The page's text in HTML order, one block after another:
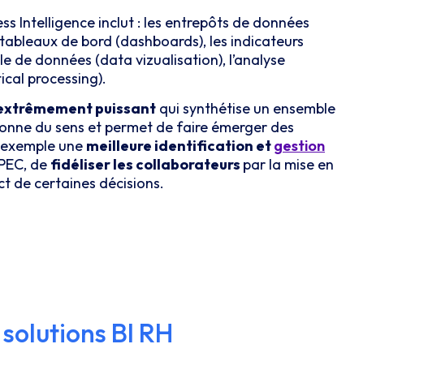
Intelligence inclut : les entrepôts de données
de bord (dashboards), les indicateurs
de données (data vizualisation), l’analyse
processing).
puissant qui synthétise un ensemble
du sens et permet de faire émerger des
une meilleure identification etgestion
de fidéliser les collaborateurs par la mise en
de certaines décisions.
BI RH